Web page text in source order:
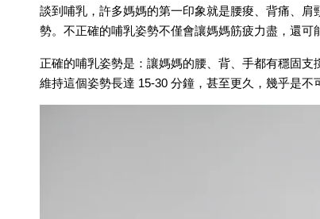
談到哺乳，許多媽媽的第一印象就是腰痠、背痛、
勢。不正確的哺乳姿勢不僅會讓媽媽筋疲力盡，還可
正確的哺乳姿勢是：讓媽媽的腰、背、手都有穩固
維持這個姿勢長達 15-30 分鐘，甚至更久，幾乎是不